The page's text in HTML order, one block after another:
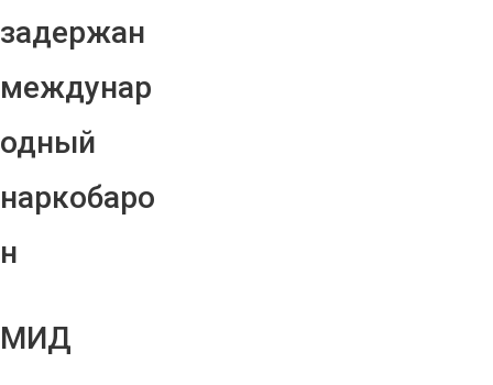
задержан
междунар
одный
наркобаро
н
МИД